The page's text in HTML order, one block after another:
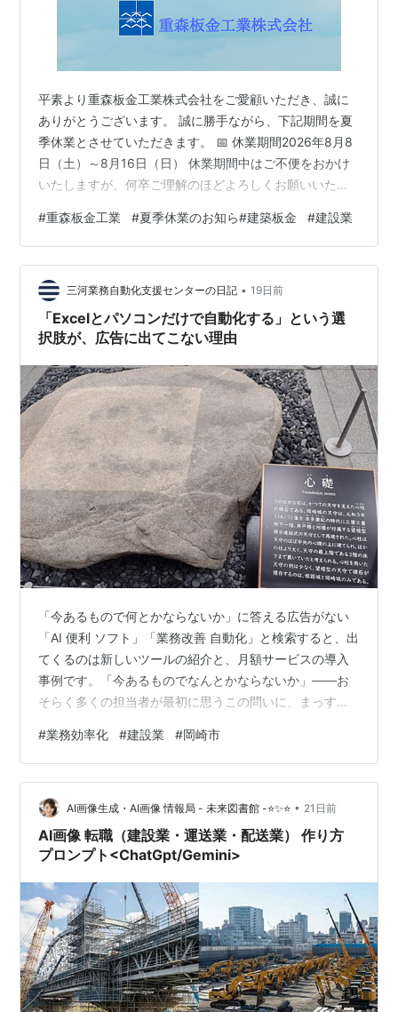
平素より重森板金工業株式会社をご愛顧いただき、誠に
ありがとうございます。 誠に勝手ながら、下記期間を夏
季休業とさせていただきます。 📅 休業期間2026年8月8
日（土）～8月16日（日） 休業期間中はご不便をおかけ
いたしますが、何卒ご理解のほどよろしくお願いいたし
おります。詳細は各現場担当者までご確認ください。 8
月17日（月）より通常営業いたします。
#重森板金工業 #夏季休業のお知ら#建築板金 #建設業
三河業務自動化支援センターの日記 • 19日前
「Excelとパソコンだけで自動化する」という選
択肢が、広告に出てこない理由
「今あるもので何とかならないか」に答える広告がない
「AI 便利 ソフト」「業務改善 自動化」と検索すると、出
てくるのは新しいツールの紹介と、月額サービスの導入
事例です。「今あるものでなんとかならないか」——お
そらく多くの担当者が最初に思うこの問いに、まっすぐ
商品がないと広告費を回収できない」から 理由は単純
で、売る商品がなければ、広告費を回収できないからで
す。広告を出すには、その費用をどこかで回収する必要
があります。回収の原資になるのは、ソフトの費用であ
り、月額システムの利用料です。裏を返せば、売るソフ
トを持たない会社からは、広告を出す動機…
#業務効率化 #建設業 #岡崎市
AI画像生成・AI画像 情報局 - 未来図書館 -⭐✨⭐ • 21日前
AI画像 転職（建設業・運送業・配送業） 作り方
プロンプト<ChatGpt/Gemini>